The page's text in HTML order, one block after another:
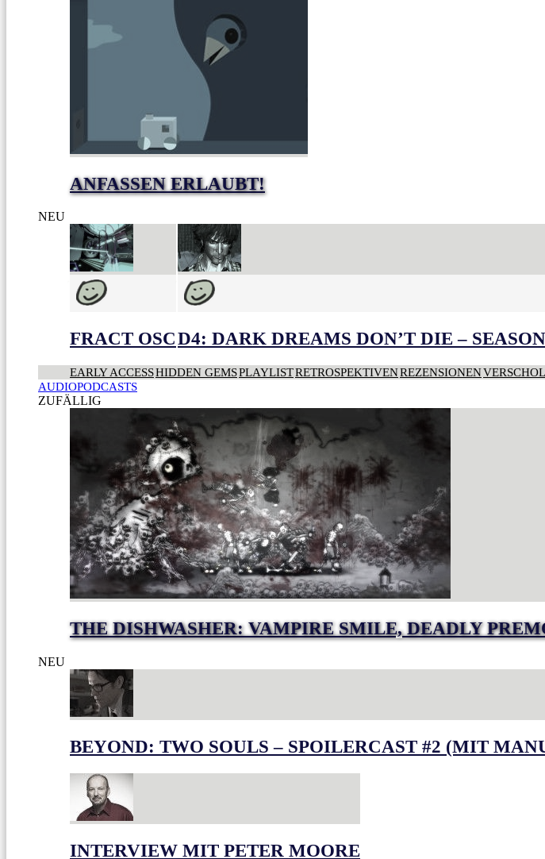
ANFASSEN ERLAUBT!
NEU
FRACT OSCD4: DARK DREAMS DON’T DIE –
EARLY ACCESSHIDDEN GEMSPLAYLISTRETROSPEKTIVENREZENSIONEN
AUDIOPODCASTS
ZUFÄLLIG
THE DISHWASHER: VAMPIRE SMILE, DEADLY
NEU
BEYOND: TWO SOULS – SPOILERCAST #2 (MIT
INTERVIEW MIT PETER MOORE